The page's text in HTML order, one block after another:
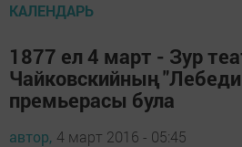
КАЛЕНДАРЬ
1877 ел 4 март - Зур
Чайковскийның
премьерасы була
автор, 4 март 2016 - 05:45